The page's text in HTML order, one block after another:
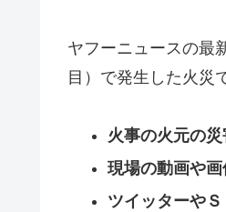
ヤフーニュースの最
目）で発生した火災
火事の火元の
現場の動画や画
ツイッターや